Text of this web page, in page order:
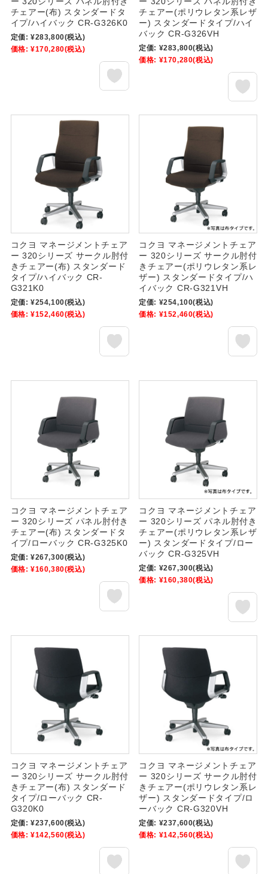
チェアー(布) スタンダードタ
イプ/ハイバック CR-G326K0
定価: ¥283,800(税込)
価格: ¥170,280(税込)
チェアー(ポリウレタン系レザ
ー) スタンダードタイプ/ハイ
バック CR-G326VH
定価: ¥283,800(税込)
価格: ¥170,280(税込)
コクヨ マネージメントチェア
ー 320シリーズ サークル肘付
きチェアー(布) スタンダード
タイプ/ハイバック CR-
G321K0
定価: ¥254,100(税込)
価格: ¥152,460(税込)
コクヨ マネージメントチェア
ー 320シリーズ サークル肘付
きチェアー(ポリウレタン系レ
ザー) スタンダードタイプ/ハ
イバック CR-G321VH
定価: ¥254,100(税込)
価格: ¥152,460(税込)
コクヨ マネージメントチェア
ー 320シリーズ パネル肘付き
チェアー(布) スタンダードタ
イプ/ローバック CR-G325K0
定価: ¥267,300(税込)
価格: ¥160,380(税込)
コクヨ マネージメントチェア
ー 320シリーズ パネル肘付き
チェアー(ポリウレタン系レザ
ー) スタンダードタイプ/ロー
バック CR-G325VH
定価: ¥267,300(税込)
価格: ¥160,380(税込)
コクヨ マネージメントチェア
ー 320シリーズ サークル肘付
きチェアー(布) スタンダード
タイプ/ローバック CR-
G320K0
定価: ¥237,600(税込)
価格: ¥142,560(税込)
コクヨ マネージメントチェア
ー 320シリーズ サークル肘付
きチェアー(ポリウレタン系レ
ザー) スタンダードタイプ/ロ
ーバック CR-G320VH
定価: ¥237,600(税込)
価格: ¥142,560(税込)